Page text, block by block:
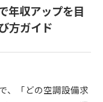
年収アップを目
方ガイド
、「どの空調設備求